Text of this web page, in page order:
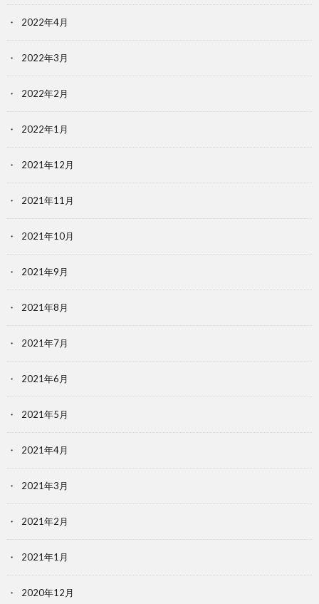
2022年4月
2022年3月
2022年2月
2022年1月
2021年12月
2021年11月
2021年10月
2021年9月
2021年8月
2021年7月
2021年6月
2021年5月
2021年4月
2021年3月
2021年2月
2021年1月
2020年12月